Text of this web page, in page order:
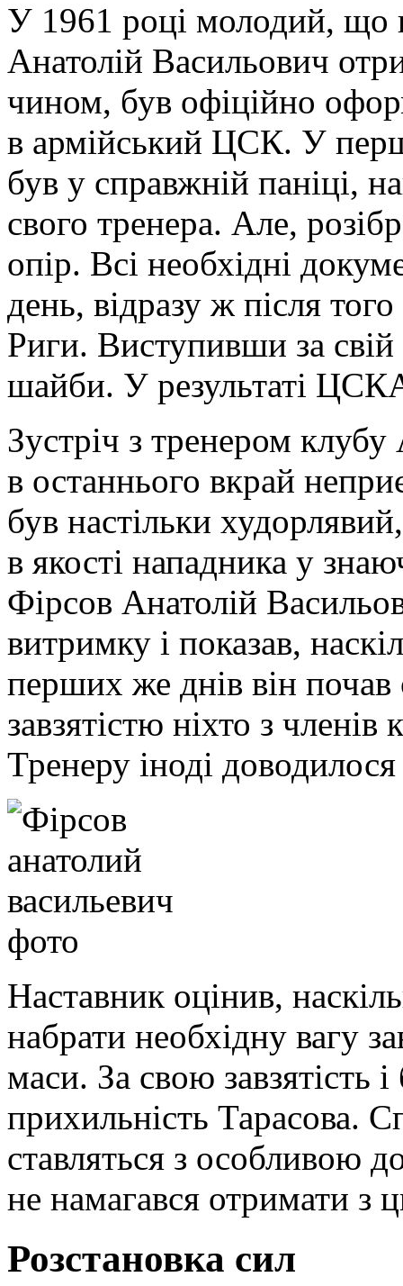
У 1961 році молодий, що
Анатолій Васильович
чином, був офіційно
в армійський ЦСК. У
був у справжній паніці,
свого тренера. Але,
опір. Всі необхідні
день, відразу ж після
Риги. Виступивши за свій
шайби. У результаті
Зустріч з тренером
в останнього вкрай
був настільки
в якості нападника у
Фірсов Анатолій
витримку і показав,
перших же днів він
завзятістю ніхто з
Тренеру іноді
Наставник оцінив,
набрати необхідну вагу
маси. За свою завзятість
прихильність Тарасова.
ставляться з особливою
не намагався отримати з
Розстановка сил